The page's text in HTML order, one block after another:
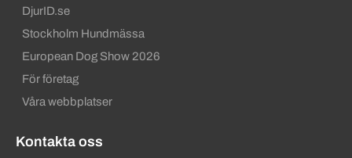
DjurID.se
Stockholm Hundmässa
European Dog Show 2026
För företag
Våra webbplatser
Kontakta oss